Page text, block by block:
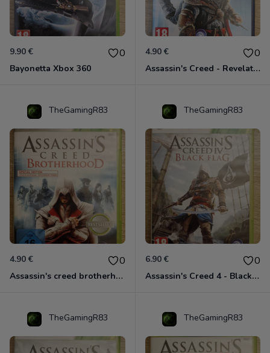
9.90 € 0
Bayonetta Xbox 360
4.90 € 0
Assassin's Creed - Revelations - Classics Edition Xbox 360
TheGamingR83
4.90 € 0
Assassin's creed brotherhood édition Special Xbox 360 classics
TheGamingR83
6.90 € 0
Assassin's Creed 4 - Black Flag - Edition Benelux Xbox 360
TheGamingR83 TheGamingR83